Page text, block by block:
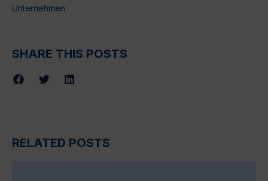
Unternehmen
SHARE THIS POSTS
RELATED POSTS